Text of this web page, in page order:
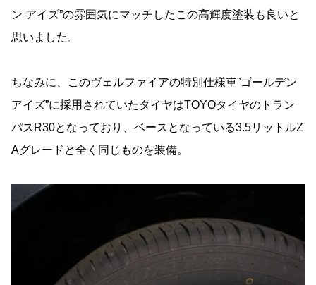
ン アイズ”の雰囲気にマッチしたこの高輝度塗装も良いと
思いました。
ちなみに、このヴェルファイアの特別仕様車”ゴールデン
アイズ”に採用されていたタイヤはTOYOタイヤのトラン
パスR30となっており、ベースとなっている3.5リットルZ
Aグレードと全く同じものを装備。